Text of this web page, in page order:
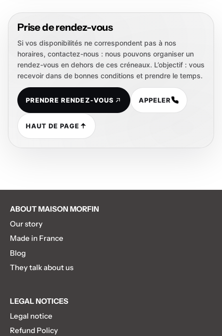
Prise de rendez-vous
Si vos disponibilités ne correspondent pas à nos
horaires, contactez-nous : nous pouvons organiser un
rendez-vous en dehors de ces créneaux. L’objectif : vous
recevoir dans de bonnes conditions et prendre le temps.
PRENDRE RENDEZ-VOUS APPELER
HAUT DE PAGE
ABOUT MAISON MORFIN
Our story
Made in France
Blog
They talk about us
LEGAL NOTICES
Legal notice
Refund Policy